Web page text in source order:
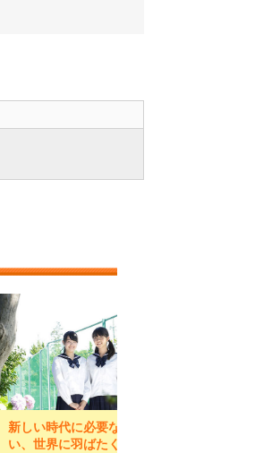
新しい時代に必要な力を養
い、世界に羽ばたく人材を